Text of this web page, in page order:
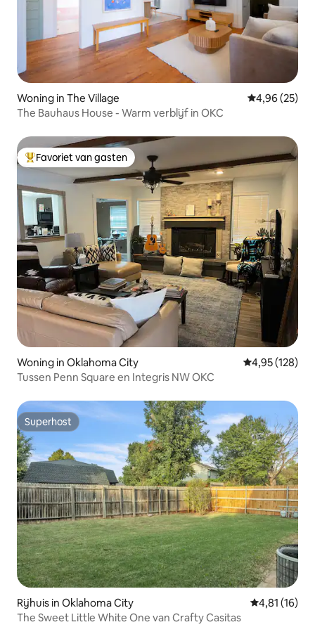
Woning in The Village Gemiddelde
4,96 (25)
The Bauhaus House - Warm verblijf in OKC
Topfavoriet van gasten
Favoriet van gasten
Woning in Oklahoma City Gemiddelde
4,95 (128)
Tussen Penn Square en Integris NW OKC
Superhost
Superhost
Rijhuis in Oklahoma City Gemiddelde
4,81 (16)
The Sweet Little White One van Crafty Casitas